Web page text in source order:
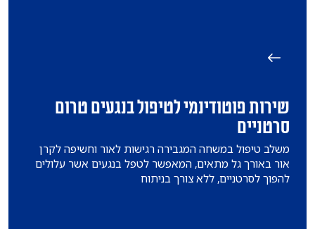
שירות פוטודינמי לטיפול בנגעים טרום
סרטניים
משלב טיפול במשחה המגבירה רגישות לאור וחשיפה לקרן
אור באורך גל מתאים, המאפשר לטפל בנגעים אשר עלולים
להפוך לסרטניים, ללא צורך בניתוח